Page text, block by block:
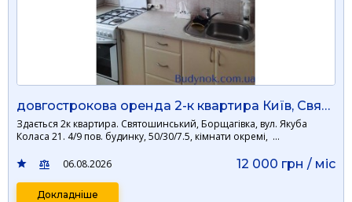
довгострокова оренда 2-к квартира Київ, Святошинський, 12000 грн./міс.
Здається 2к квартира. Святошинський, Борщагівка, вул. Якуба
Коласа 21. 4/9 пов. будинку, 50/30/7.5, кімнати окремі, …
06.08.2026 12 000 грн / мiс
Докладніше